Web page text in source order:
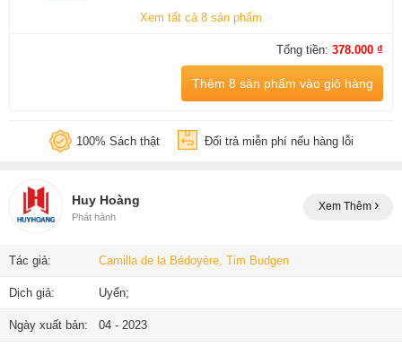
Xem tất cả 8 sản phẩm
Tổng tiền: 378.000 ₫
Thêm 8 sản phẩm vào giỏ hàng
100% Sách thật Đổi trả miễn phí nếu hàng lỗi
Huy Hoàng
Phát hành
Xem Thêm
Tác giả: Camilla de la Bédoyère, Tim Budgen
Dịch giả: Uyển;
Ngày xuất bản: 04 - 2023